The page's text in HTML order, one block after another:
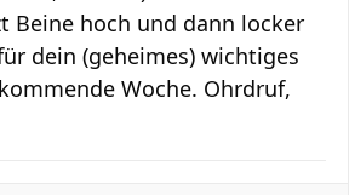
Beine hoch und dann locker
dein (geheimes) wichtiges
Woche. Ohrdruf,